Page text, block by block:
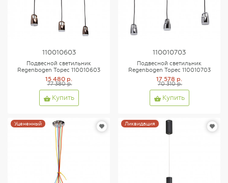
110010603
Подвесной светильник
Regenbogen Торес 110010603
15 480 р.
77 380 р.
Купить
110010703
Подвесной светильник
Regenbogen Торес 110010703
17 578 р.
70 310 р.
Купить
Уцененный Ликвидация